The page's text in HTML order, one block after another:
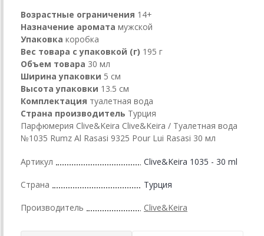
Возрастные ограничения 14+
Назначение аромата мужской
Упаковка коробка
Вес товара с упаковкой (г) 195 г
Объем товара 30 мл
Ширина упаковки 5 см
Высота упаковки 13.5 см
Комплектация туалетная вода
Страна производитель Турция
Парфюмерия Clive&Keira Clive&Keira / Туалетная вода
№1035 Rumz Al Rasasi 9325 Pour Lui Rasasi 30 мл
Артикул Clive&Keira 1035 - 30 ml
Страна Турция
Производитель Clive&Keira